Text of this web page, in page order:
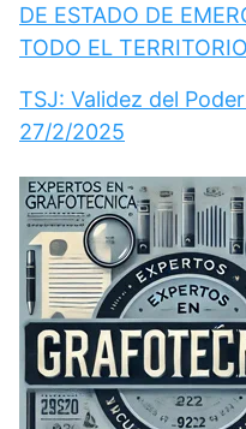
DE ESTADO DE
TODO EL
TSJ: Validez del
27/2/2025